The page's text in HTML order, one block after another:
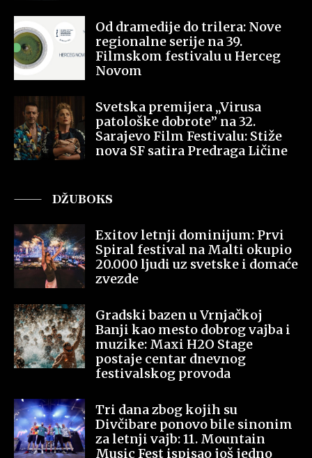
Od dramedije do trilera: Nove
regionalne serije na 39.
Filmskom festivalu u Herceg
Novom
Svetska premijera „Virusa
patološke dobrote” na 32.
Sarajevo Film Festivalu: Stiže
nova SF satira Predraga Ličine
DŽUBOKS
Exitov letnji dominijum: Prvi
Spiral festival na Malti okupio
20.000 ljudi uz svetske i domaće
zvezde
Gradski bazen u Vrnjačkoj
Banji kao mesto dobrog vajba i
muzike: Maxi H2O Stage
postaje centar dnevnog
festivalskog provoda
Tri dana zbog kojih su
Divčibare ponovo bile sinonim
za letnji vajb: 11. Mountain
Music Fest ispisao još jedno